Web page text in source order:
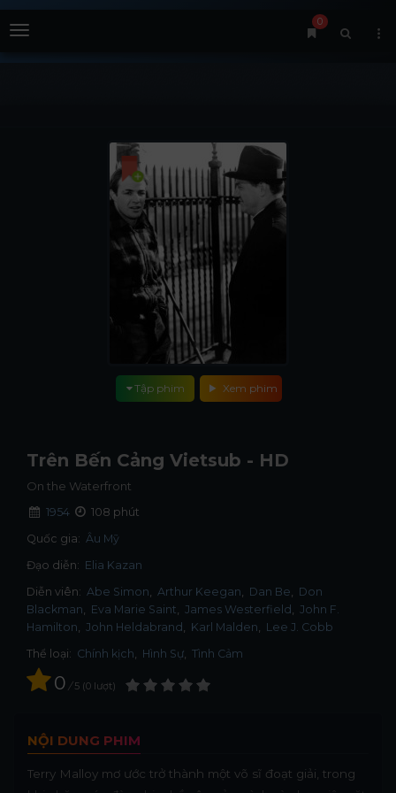
Menu
0
Xem phim
Tập phim
Trên Bến Cảng Vietsub - HD
On the Waterfront
1954
108 phút
Quốc gia: Âu Mỹ
Đạo diễn: Elia Kazan
Diễn viên: Abe Simon Arthur Keegan Dan Be
Don
Blackman
Eva Marie Saint James Westerfield
John F.
Hamilton
John Heldabrand Karl Malden
Lee J. Cobb
Thể loại: Chính kịch, Hình Sự, Tình Cảm
0 / 5 0 lượt
NỘI DUNG PHIM
Terry Malloy mơ ước trở thành một võ sĩ đoạt giải, trong